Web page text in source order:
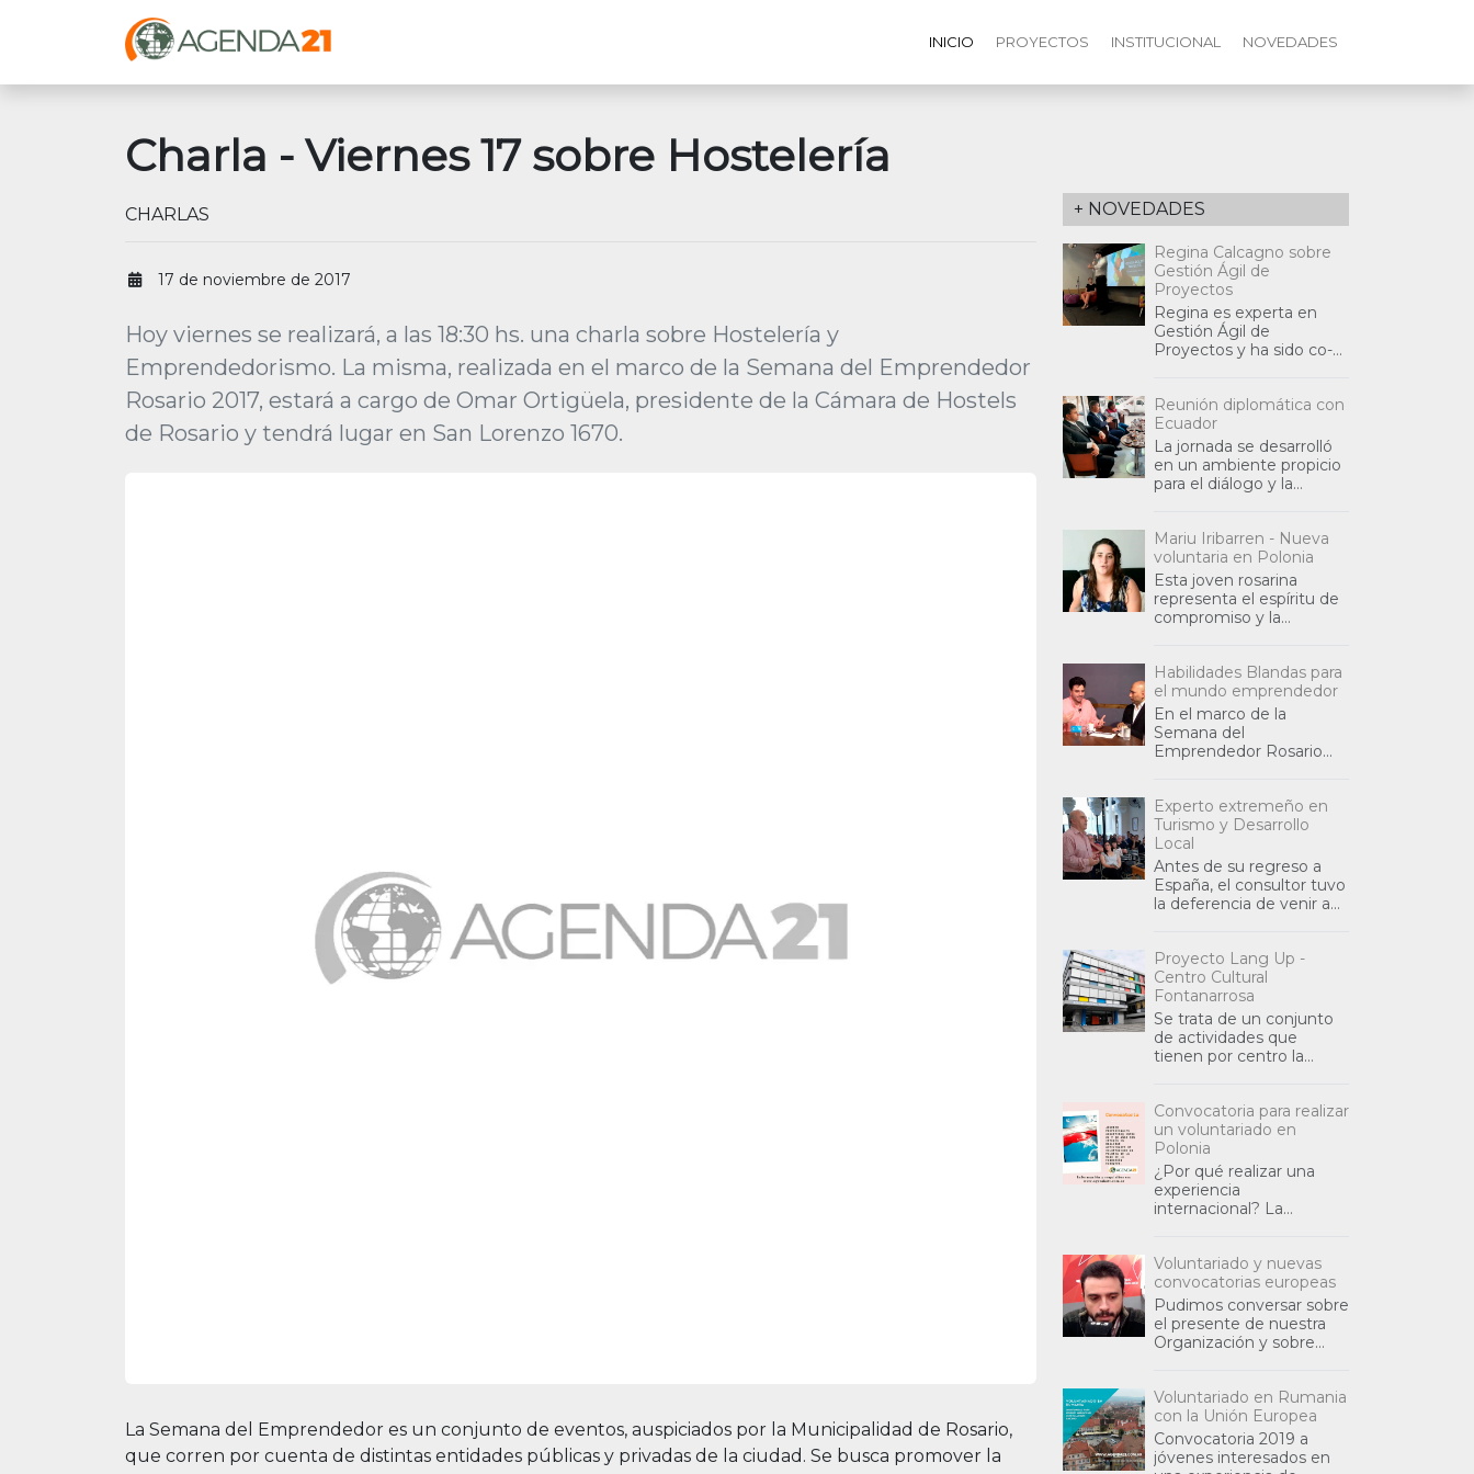
INICIO PROYECTOS INSTITUCIONAL NOVEDADES
Charla - Viernes 17 sobre Hostelería
CHARLAS
17 de noviembre de 2017
Hoy viernes se realizará, a las 18:30 hs. una charla sobre Hostelería y
Emprendedorismo. La misma, realizada en el marco de la Semana del Emprendedor
Rosario 2017, estará a cargo de Omar Ortigüela, presidente de la Cámara de Hostels
de Rosario y tendrá lugar en San Lorenzo 1670.
La Semana del Emprendedor es un conjunto de eventos, auspiciados por la Municipalidad de Rosario,
que corren por cuenta de distintas entidades públicas y privadas de la ciudad. Se busca promover la
+ NOVEDADES
Regina Calcagno sobre
Gestión Ágil de
Proyectos
Regina es experta en
Gestión Ágil de
Proyectos y ha sido co-
Global Siglo 21 (Rosario),
desde la cual ha partic
Reunión diplomática con
Ecuador
La jornada se desarrolló
en un ambiente propicio
para el diálogo y la
sentando las bases para
futuras inic
Mariu Iribarren - Nueva
voluntaria en Polonia
Esta joven rosarina
representa el espíritu de
compromiso y la
tender puentes de ayuda
y colaboración int
Habilidades Blandas para
el mundo emprendedor
En el marco de la
Semana del
Emprendedor Rosario
las habilidades blandas (o
habilidades sociales) y
Experto extremeño en
Turismo y Desarrollo
Local
Antes de su regreso a
España, el consultor tuvo
la deferencia de venir a
especialidad, en una
jornada co
Proyecto Lang Up -
Centro Cultural
Fontanarrosa
Se trata de un conjunto
de actividades que
tienen por centro la
reflexiones sobre la
diseminación de la
Convocatoria para realizar
un voluntariado en
Polonia
¿Por qué realizar una
experiencia
internacional? La
propone actuar
estrechamente vinculada
con otras organ
Voluntariado y nuevas
convocatorias europeas
Pudimos conversar sobre
el presente de nuestra
Organización y sobre
Rumania, para aquellos
jóvenes int
Voluntariado en Rumania
con la Unión Europea
Convocatoria 2019 a
jóvenes interesados en